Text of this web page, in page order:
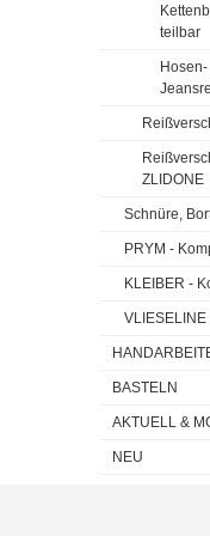
teilbar
Hosen-
ZLIDONE
Schnüre,
PRYM -
KLEIBER -
BASTELN
AKTUELL &
NEU